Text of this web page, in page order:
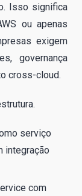
Isso significa
ou apenas
exigem
governança
cross-cloud.
serviço
integração
com